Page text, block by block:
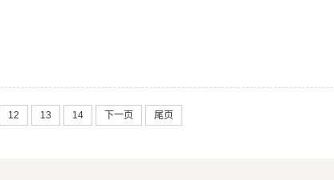
12 13 14 下一页 尾页